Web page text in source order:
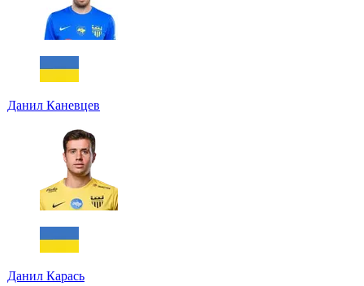
Данил Каневцев
Данил Карась